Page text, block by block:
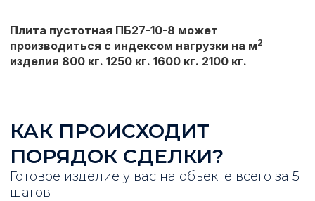
Плита пустотная ПБ27-10-8 может
производиться с индексом нагрузки на м2
изделия 800 кг. 1250 кг. 1600 кг. 2100 кг.
КАК ПРОИСХОДИТ
ПОРЯДОК СДЕЛКИ?
Готовое изделие у вас на объекте всего за 5
шагов